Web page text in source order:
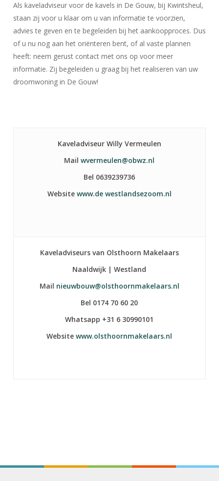
Als kaveladviseur voor de kavels in De Gouw, bij Kwintsheul,
staan zij voor u klaar om u van informatie te voorzien,
advies te geven en te begeleiden bij het aankoopproces. Dus
of u nu nog aan het oriënteren bent, of al vaste plannen
heeft: neem gerust contact met ons op voor meer
informatie. Zij begeleiden u graag bij het realiseren van uw
droomwoning in De Gouw!
Kaveladviseur Willy Vermeulen
Mailwvermeulen@obwz.nl
Bel 0639239736
Website www.de westlandsezoom.nl
Kaveladviseurs van Olsthoorn Makelaars
Naaldwijk | Westland
Mail nieuwbouw@olsthoornmakelaars.nl
Bel 0174 70 60 20
Whatsapp +31 6 30990101
Websitewww.olsthoornmakelaars.nl